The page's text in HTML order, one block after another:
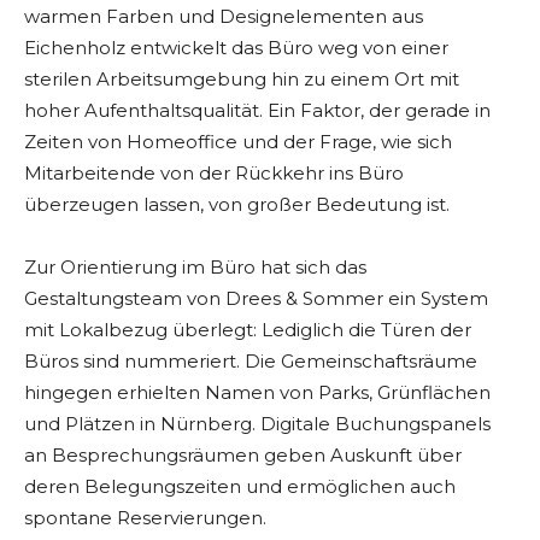
warmen Farben und Designelementen aus
Eichenholz entwickelt das Büro weg von einer
sterilen Arbeitsumgebung hin zu einem Ort mit
hoher Aufenthaltsqualität. Ein Faktor, der gerade in
Zeiten von Homeoffice und der Frage, wie sich
Mitarbeitende von der Rückkehr ins Büro
überzeugen lassen, von großer Bedeutung ist.
Zur Orientierung im Büro hat sich das
Gestaltungsteam von Drees & Sommer ein System
mit Lokalbezug überlegt: Lediglich die Türen der
Büros sind nummeriert. Die Gemeinschaftsräume
hingegen erhielten Namen von Parks, Grünflächen
und Plätzen in Nürnberg. Digitale Buchungspanels
an Besprechungsräumen geben Auskunft über
deren Belegungszeiten und ermöglichen auch
spontane Reservierungen.